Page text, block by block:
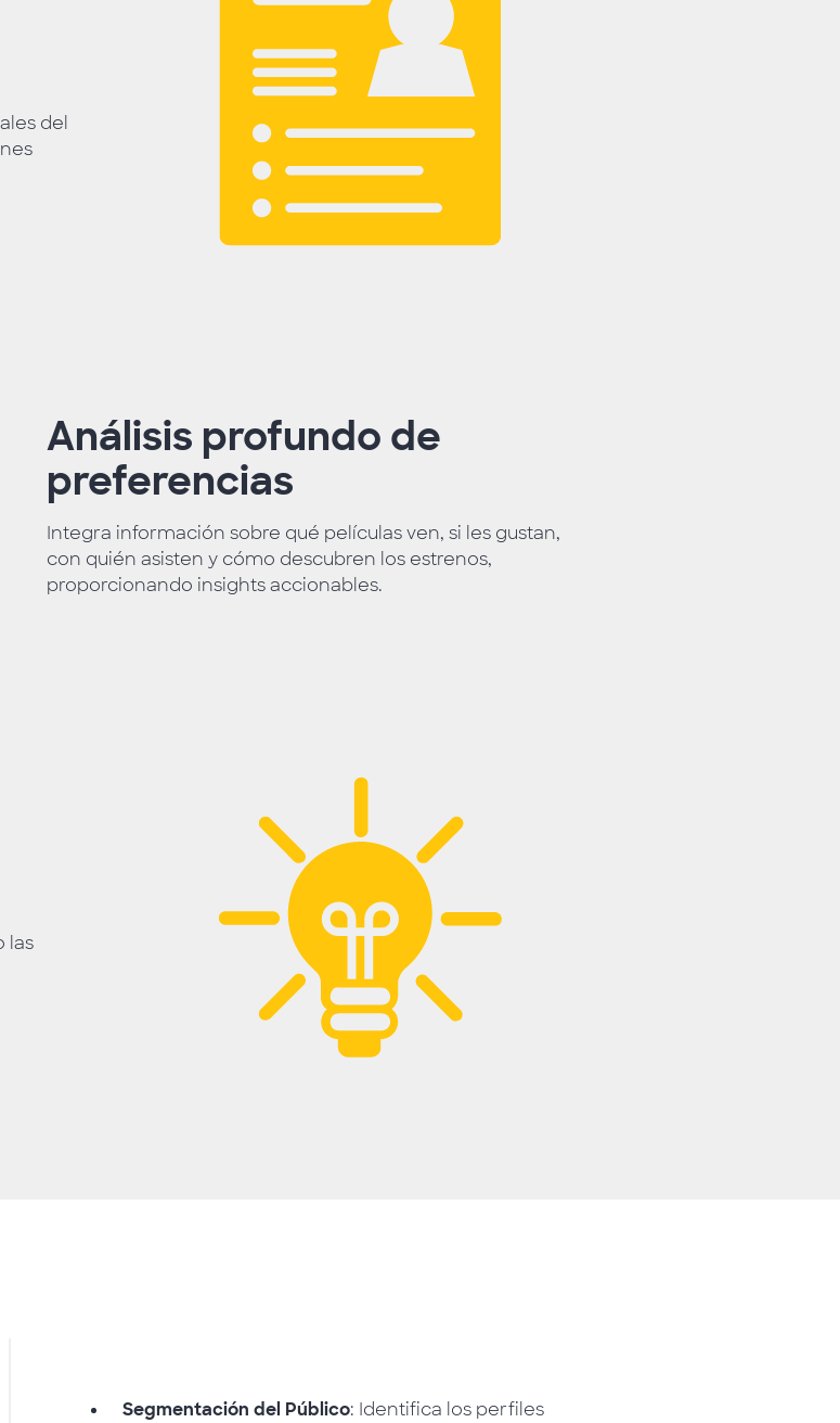
del
Análisis profundo de
preferencias
Integra información sobre qué películas ven, si les gustan,
con quién asisten y cómo descubren los estrenos,
proporcionando insights accionables.
las
Segmentación del Público: Identifica los perfiles